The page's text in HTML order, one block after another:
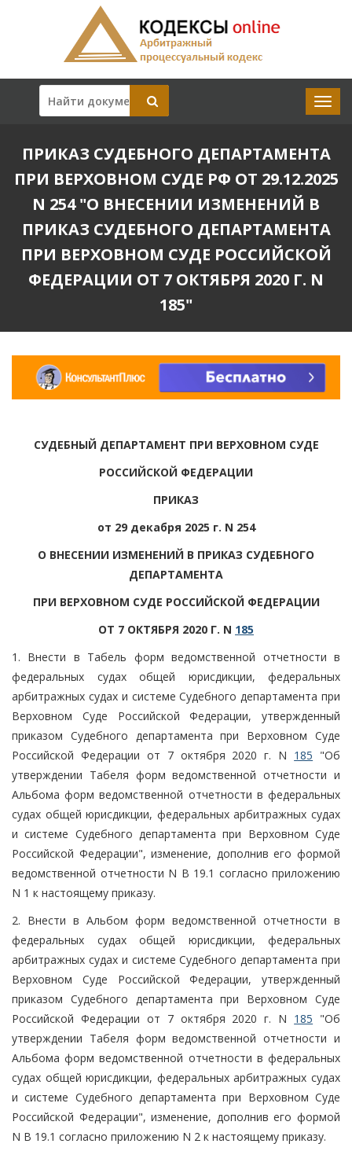
ПРИКАЗ СУДЕБНОГО ДЕПАРТАМЕНТА
ПРИ ВЕРХОВНОМ СУДЕ РФ ОТ 29.12.2025
N 254 "О ВНЕСЕНИИ ИЗМЕНЕНИЙ В
ПРИКАЗ СУДЕБНОГО ДЕПАРТАМЕНТА
ПРИ ВЕРХОВНОМ СУДЕ РОССИЙСКОЙ
ФЕДЕРАЦИИ ОТ 7 ОКТЯБРЯ 2020 Г. N
185"
СУДЕБНЫЙ ДЕПАРТАМЕНТ ПРИ ВЕРХОВНОМ СУДЕ
РОССИЙСКОЙ ФЕДЕРАЦИИ
ПРИКАЗ
от 29 декабря 2025 г. N 254
О ВНЕСЕНИИ ИЗМЕНЕНИЙ В ПРИКАЗ СУДЕБНОГО
ДЕПАРТАМЕНТА
ПРИ ВЕРХОВНОМ СУДЕ РОССИЙСКОЙ ФЕДЕРАЦИИ
ОТ 7 ОКТЯБРЯ 2020 Г. N 185
1. Внести в Табель форм ведомственной отчетности в
федеральных судах общей юрисдикции, федеральных
арбитражных судах и системе Судебного департамента при
Верховном Суде Российской Федерации, утвержденный
приказом Судебного департамента при Верховном Суде
Российской Федерации от 7 октября 2020 г. N 185 "Об
утверждении Табеля форм ведомственной отчетности и
Альбома форм ведомственной отчетности в федеральных
судах общей юрисдикции, федеральных арбитражных судах
и системе Судебного департамента при Верховном Суде
Российской Федерации", изменение, дополнив его формой
ведомственной отчетности N В 19.1 согласно приложению
N 1 к настоящему приказу.
2. Внести в Альбом форм ведомственной отчетности в
федеральных судах общей юрисдикции, федеральных
арбитражных судах и системе Судебного департамента при
Верховном Суде Российской Федерации, утвержденный
приказом Судебного департамента при Верховном Суде
Российской Федерации от 7 октября 2020 г. N 185 "Об
утверждении Табеля форм ведомственной отчетности и
Альбома форм ведомственной отчетности в федеральных
судах общей юрисдикции, федеральных арбитражных судах
и системе Судебного департамента при Верховном Суде
Российской Федерации", изменение, дополнив его формой
N В 19.1 согласно приложению N 2 к настоящему приказу.